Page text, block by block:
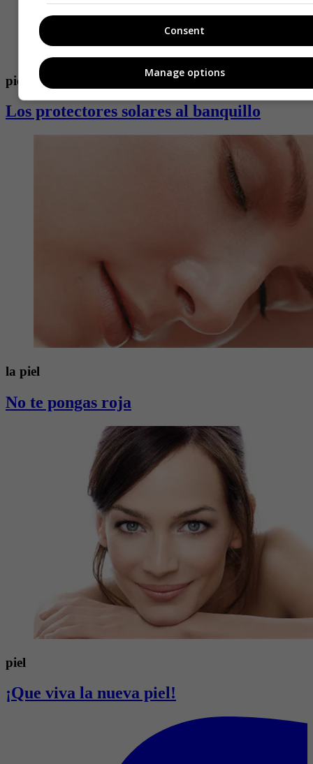
piel
Los protectores solares al banquillo
la piel
No te pongas roja
piel
¡Que viva la nueva piel!
Consent
Manage options